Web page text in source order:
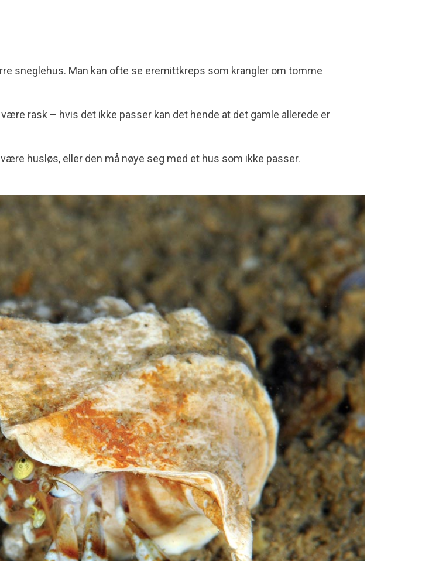
sneglehus. Man kan ofte se eremittkreps som krangler om tomme
rask – hvis det ikke passer kan det hende at det gamle allerede er
husløs, eller den må nøye seg med et hus som ikke passer.